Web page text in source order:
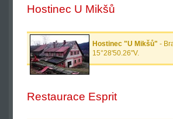
Hostinec U Mikšů
Hostinec "U Mikšů" -
15°28'50.26"V.
Restaurace Esprit